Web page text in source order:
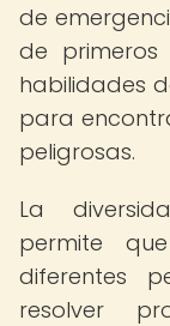
de
de primeros
habilidades
para
peligrosas.
La
permite
diferentes
resolver